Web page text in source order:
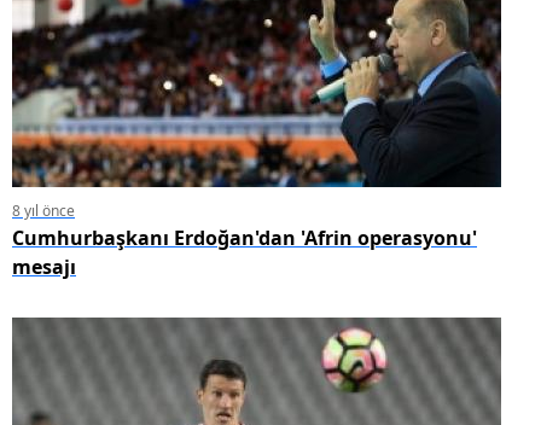
8 yıl önce
Cumhurbaşkanı Erdoğan'dan 'Afrin operasyonu'
mesajı